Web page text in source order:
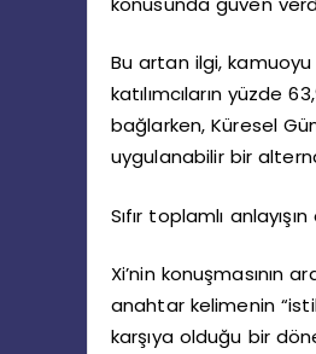
Bu artan ilgi, kamuoyu
katılımcıların yüzde
bağlarken, Küresel
uygulanabilir bir
Sıfır toplamlı
Xi’nin konuşmasının
anahtar kelimenin
karşıya olduğu bir